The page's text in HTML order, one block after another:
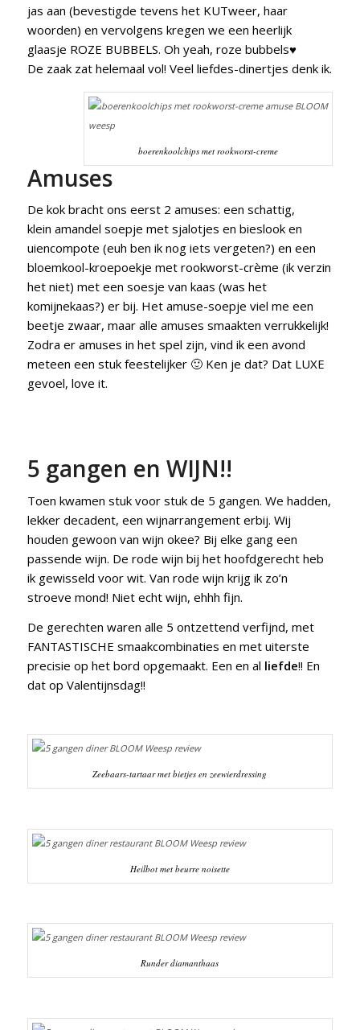
jas aan (bevestigde tevens het KUTweer, haar
woorden) en vervolgens kregen we een heerlijk
glaasje ROZE BUBBELS. Oh yeah, roze bubbels♥
De zaak zat helemaal vol! Veel liefdes-dinertjes denk ik.
boerenkoolchips met rookworst-creme
Amuses
De kok bracht ons eerst 2 amuses: een schattig,
klein amandel soepje met sjalotjes en bieslook en
uiencompote (euh ben ik nog iets vergeten?) en een
bloemkool-kroepoekje met rookworst-crème (ik verzin
het niet) met een soesje van kaas (was het
komijnekaas?) er bij. Het amuse-soepje viel me een
beetje zwaar, maar alle amuses smaakten verrukkelijk!
Zodra er amuses in het spel zijn, vind ik een avond
meteen een stuk feestelijker 🙂 Ken je dat? Dat LUXE
gevoel, love it.
5 gangen en WIJN!!
Toen kwamen stuk voor stuk de 5 gangen. We hadden,
lekker decadent, een wijnarrangement erbij. Wij
houden gewoon van wijn okee? Bij elke gang een
passende wijn. De rode wijn bij het hoofdgerecht heb
ik gewisseld voor wit. Van rode wijn krijg ik zo’n
stroeve mond! Niet echt wijn, ehhh fijn.
De gerechten waren alle 5 ontzettend verfijnd, met
FANTASTISCHE smaakcombinaties en met uiterste
precisie op het bord opgemaakt. Een en al liefde!! En
dat op Valentijnsdag!!
Zeebaars-tartaar met bietjes en zeewierdressing
Heilbot met beurre noisette
Runder diamanthaas